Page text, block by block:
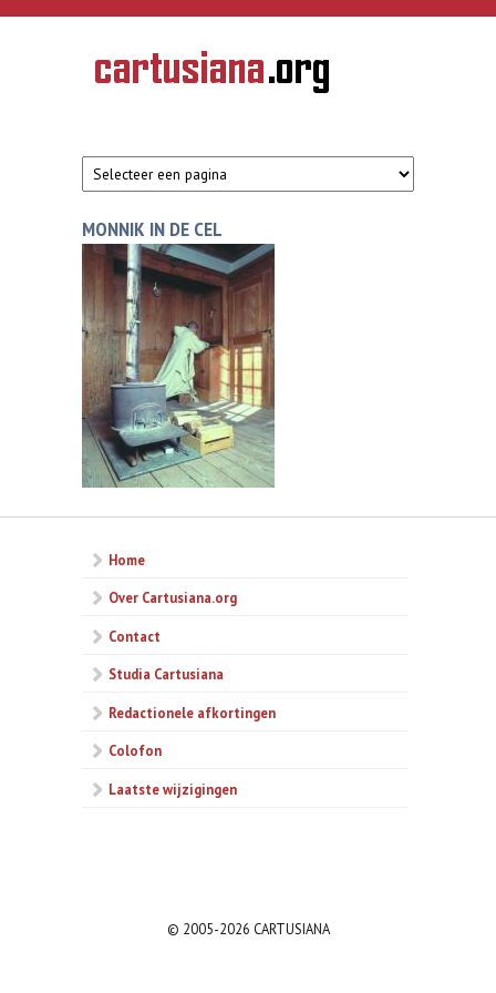
Overslaan en naar de inhoud gaan
CARTUSIANA
Geschiedenis
van de
MONNIK IN DE CEL
Home
Over Cartusiana.org
Contact
Studia Cartusiana
Redactionele afkortingen
Colofon
Laatste wijzigingen
© 2005-2026 CARTUSIANA